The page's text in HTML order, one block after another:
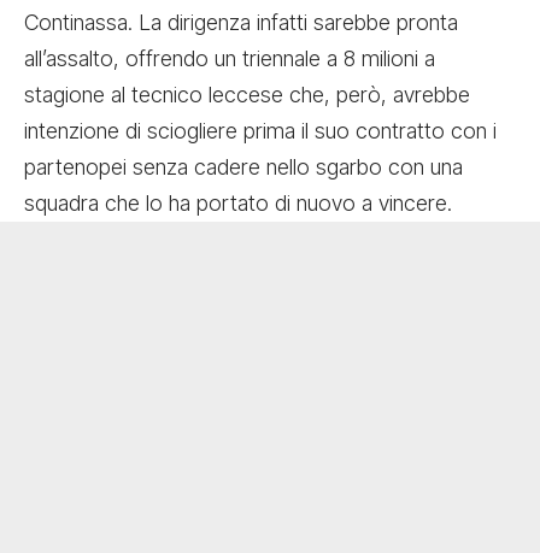
Continassa. La dirigenza infatti sarebbe pronta
all’assalto, offrendo un triennale a 8 milioni a
stagione al tecnico leccese che, però, avrebbe
intenzione di sciogliere prima il suo contratto con i
partenopei senza cadere nello sgarbo con una
squadra che lo ha portato di nuovo a vincere.